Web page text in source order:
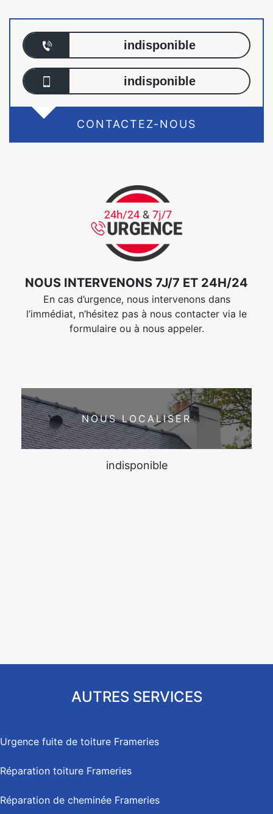
indisponible
indisponible
CONTACTEZ-NOUS
NOUS INTERVENONS 7J/7 ET 24H/24
En cas d’urgence, nous intervenons dans
l’immédiat, n’hésitez pas à nous contacter via le
formulaire ou à nous appeler.
NOUS LOCALISER
indisponible
AUTRES SERVICES
Urgence fuite de toiture Frameries
Réparation toiture Frameries
Réparation de cheminée Frameries